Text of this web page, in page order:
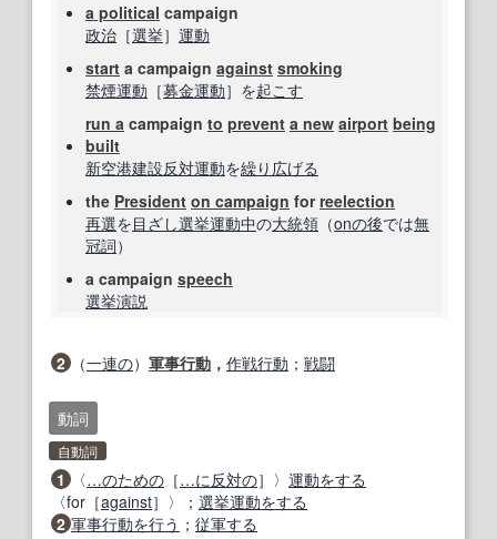
a political campaign
政治 ［選挙］ 運動
start a campaign against smoking
禁煙運動 ［募金運動］を起こす
run a campaign to prevent a new airport being
built
新空港建設反対運動を繰り広げる
the President on campaign for reelection
再選を目ざし選挙運動中の大統領 （onの後では無
冠詞）
a campaign speech
選挙演説
2 （一連の） 軍事行動 ， 作戦行動 ； 戦闘
動詞
自動詞
1 〈…のための ［…に反対の］〉 運動をする
〈for［against］〉； 選挙運動をする
2 軍事行動を行う ； 従軍する